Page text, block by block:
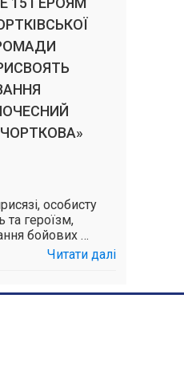
особисту
та героїзм,
бойових …
Читати далі